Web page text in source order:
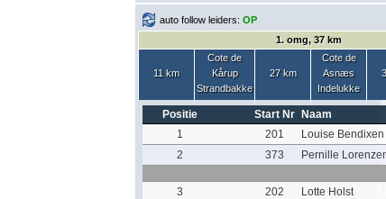
auto follow leiders: OP
1. omg, 37 km
11 km
Cote de
Kårup
Strandbakke
27 km
Cote de
Asnæs
Indelukke
Positie Start Nr Naam
1
201 Louise Bendixen
2
373 Pernille
3 202 Lotte Holst